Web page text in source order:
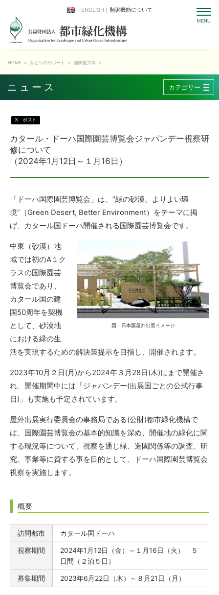
ENGLISH ｜翻訳機能について
ニュース
HOME > みどりのサポート > 国際協力等 >
Xポスト
カタール・ドーハ国際園芸博覧会ジャパンデー視察研
修について
（2024年1月12日～１月16日）
「ドーハ国際園芸博覧会」は、“緑の砂漠、よりよい環
境”（Green Desert, Better Environment）をテーマに掲
げ、カタール国ドーハ開催される国際園芸博覧会です。
図：日本国屋外出展イメージ
中東（砂漠）地
域では初のA１ク
ラスの国際園芸
博覧会であり、
カタール国の建
国50周年を契機
として、砂漠地
における緑の生
活を実現するための解決策提示を目指し、開催されます。
2023年10月２日(月)から2024年３月28日(木)にまで開催さ
れ、開催期間中には「ジャパンデー(出展国ごとの公式行事
日)」も実施も予定されています。
屋外出展実行委員会の事務局である(公財)都市緑化機構で
は、国際園芸博覧会の基本的知識を深め、開催地の緑化に関
する現況等について、視察を通じ緑、造園関係等の調査、研
究、事業等に資する事を目的として、ドーハ国際園芸博覧会
視察を実施します。
概要
訪問都市 カタール国ドーハ
視察期間
2024年1月12日（金）～１月16日（火） ５
日間（２泊５日）
募集期間 2023年6月22日（木）～８月21日（月）
カテゴリー